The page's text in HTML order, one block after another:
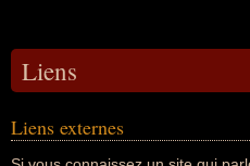
Liens
Liens externes